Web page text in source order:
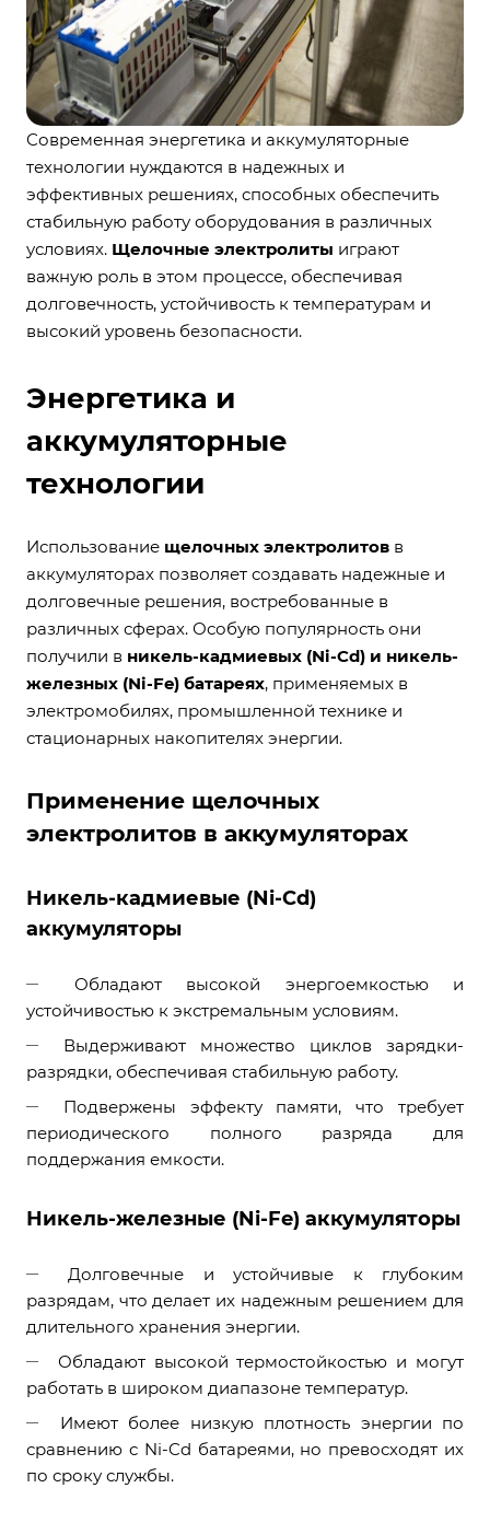
Современная энергетика и аккумуляторные
технологии нуждаются в надежных и
эффективных решениях, способных обеспечить
стабильную работу оборудования в различных
условиях. Щелочные электролиты играют
важную роль в этом процессе, обеспечивая
долговечность, устойчивость к температурам и
высокий уровень безопасности.
Энергетика и
аккумуляторные
технологии
Использование щелочных электролитов в
аккумуляторах позволяет создавать надежные и
долговечные решения, востребованные в
различных сферах. Особую популярность они
получили в никель-кадмиевых (Ni-Cd) и никель-
железных (Ni-Fe) батареях, применяемых в
электромобилях, промышленной технике и
стационарных накопителях энергии.
Применение щелочных
электролитов в аккумуляторах
Никель-кадмиевые (Ni-Cd)
аккумуляторы
Обладают высокой энергоемкостью и
устойчивостью к экстремальным условиям.
Выдерживают множество циклов зарядки-
разрядки, обеспечивая стабильную работу.
Подвержены эффекту памяти, что требует
периодического полного разряда для
поддержания емкости.
Никель-железные (Ni-Fe) аккумуляторы
Долговечные и устойчивые к глубоким
разрядам, что делает их надежным решением для
длительного хранения энергии.
Обладают высокой термостойкостью и могут
работать в широком диапазоне температур.
Имеют более низкую плотность энергии по
сравнению с Ni-Cd батареями, но превосходят их
по сроку службы.